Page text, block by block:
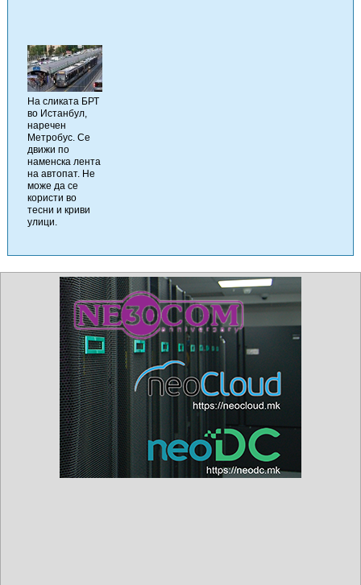
На сликата БРТ
во Истанбул,
наречен
Метробус. Се
движи по
наменска лента
на автопат. Не
може да се
користи во
тесни и криви
улици.